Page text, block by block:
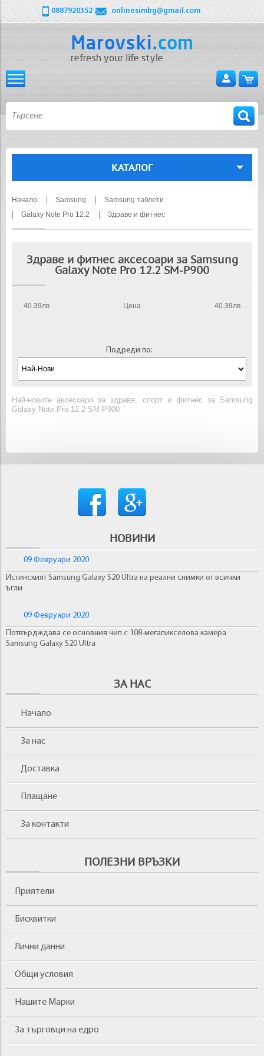
0887920352 onlinesimbg@gmail.com
КАТАЛОГ
Начало Samsung
Samsung таблети
Galaxy Note Pro 12.2
Здраве и фитнес
Здраве и фитнес аксесоари за Samsung
Galaxy Note Pro 12.2 SM-P900
40.39лв 40.39лв
Цена
Подреди по:
Най-новите аксесоари за здраве, спорт и фитнес за Samsung
Galaxy Note Pro 12.2 SM-P900
НОВИНИ
09 Февруари 2020
Истинският Samsung Galaxy S20 Ultra на реални снимки от всички
ъгли
09 Февруари 2020
Потвърдждава се основния чип с 108-мегапикселова камера
Samsung Galaxy S20 Ultra
ЗА НАС
Начало
За нас
Доставка
Плащане
За контакти
ПОЛЕЗНИ ВРЪЗКИ
Приятели
Бисквитки
Лични данни
Общи условия
Нашите Марки
За търговци на едро